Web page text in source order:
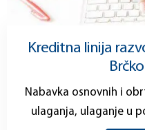
Kreditna linija
Nabavka osnovnih i
ulaganja, ulaganje u